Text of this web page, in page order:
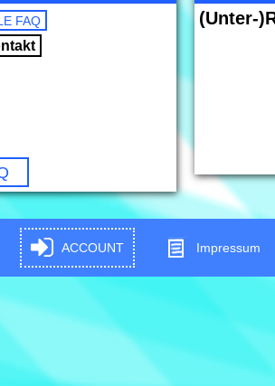
FAQ (Unter-
ACCOUNT Impressum